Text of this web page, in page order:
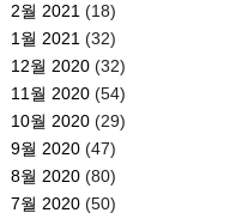
2월 2021(18)
1월 2021(32)
12월 2020(32)
11월 2020(54)
10월 2020(29)
9월 2020(47)
8월 2020(80)
7월 2020(50)